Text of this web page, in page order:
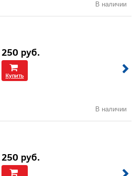
В наличии
250 руб.
Купить
В наличии
250 руб.